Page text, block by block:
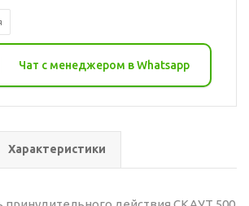
Чат с менеджером в Whatsapp
Характеристики